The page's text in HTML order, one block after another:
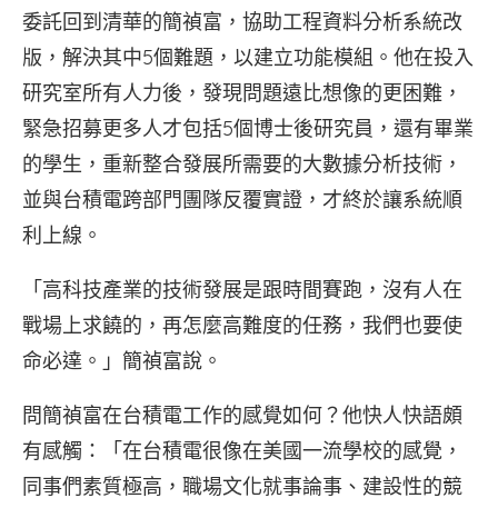
委託回到清華的簡禎富，協助工程資料分析系統改
版，解決其中5個難題，以建立功能模組。他在投入
研究室所有人力後，發現問題遠比想像的更困難，
緊急招募更多人才包括5個博士後研究員，還有畢業
的學生，重新整合發展所需要的大數據分析技術，
並與台積電跨部門團隊反覆實證，才終於讓系統順
利上線。
「高科技產業的技術發展是跟時間賽跑，沒有人在
戰場上求饒的，再怎麼高難度的任務，我們也要使
命必達。」簡禎富說。
問簡禎富在台積電工作的感覺如何？他快人快語頗
有感觸：「在台積電很像在美國一流學校的感覺，
同事們素質極高，職場文化就事論事、建設性的競